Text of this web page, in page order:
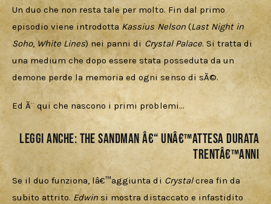
Un duo che non resta tale per molto. Fin dal primo
episodio viene introdotta Kassius Nelson (Last Night in
Soho, White Lines) nei panni di Crystal Palace. Si tratta di
una medium che dopo essere stata posseduta da un
demone perde la memoria ed ogni senso di sÃ©.
Ed Ã¨ qui che nascono i primi problemi…
LEGGI ANCHE:The Sandman â€“ Unâ€™attesa durata
trentâ€™anni
Se il duo funziona, lâ€™aggiunta di Crystal crea fin da
subito attrito. Edwin si mostra distaccato e infastidito